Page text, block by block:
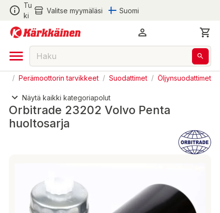
Tu
ki
Valitse myymäläsi Suomi
/ Perämoottorin tarvikkeet / Suodattimet / Öljynsuodattimet
Näytä kaikki kategoriapolut
Orbitrade 23202 Volvo Penta
huoltosarja